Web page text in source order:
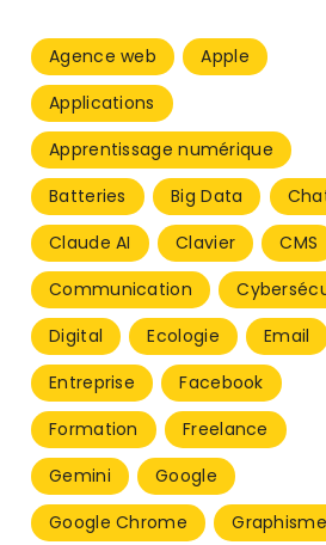
Agence web
Apple
Applications
Apprentissage numérique
Batteries
Big Data
Claude AI
Clavier
CMS
Communication
Digital
Ecologie
Email
Entreprise
Facebook
Formation
Freelance
Gemini
Google
Google Chrome
Graphisme